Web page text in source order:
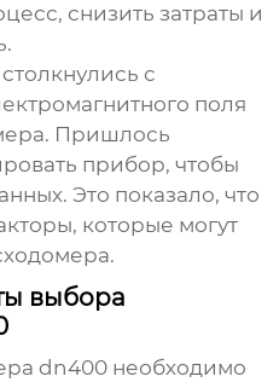
снизить затраты и
с
поля
Пришлось
прибор, чтобы
Это показало, что
которые могут
выбора
dn400 необходимо